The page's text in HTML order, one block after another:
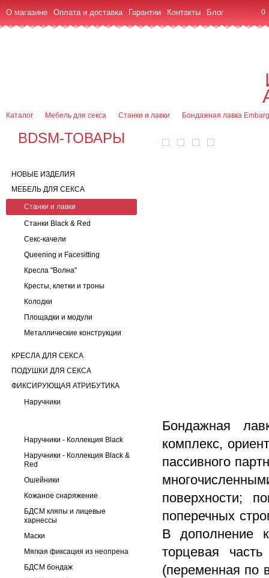
О магазине Оплата и доставка Гарантии Контакты Блог 0
Каталог Мебель для секса Станки и лавки Бондажная лавка
BDSM-ТОВАРЫ
НОВЫЕ ИЗДЕЛИЯ
МЕБЕЛЬ ДЛЯ СЕКСА
Станки и лавки
Станки Black & Red
Секс-качели
Queening и Facesitting
Кресла "Волна"
Кресты, клетки и троны
Колодки
Площадки и модули
Металлические конструкции
КРЕСЛА ДЛЯ СЕКСА
ПОДУШКИ ДЛЯ СЕКСА
ФИКСИРУЮЩАЯ АТРИБУТИКА
Наручники
Наручники - Коллекция Black
Наручники - Коллекция Black &
Red
Ошейники
Кожаное снаряжение
БДСМ кляпы и лицевые
харнессы
Маски
Мягкая фиксация из неопрена
БДСМ бондаж
Бондажная
комплекс,
пассивного
поверхности;
поперечных
В дополнение
торцевая
(переменная по